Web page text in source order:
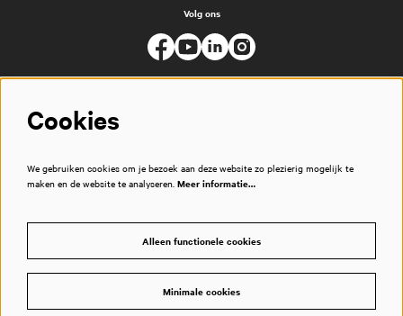
Volg ons
Cookies
We gebruiken cookies om je bezoek aan deze website zo plezierig mogelijk te
maken en de website te analyseren. Meer informatie…
Alleen functionele cookies
Minimale cookies